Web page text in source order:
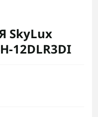
SkyLux
12DLR3DI